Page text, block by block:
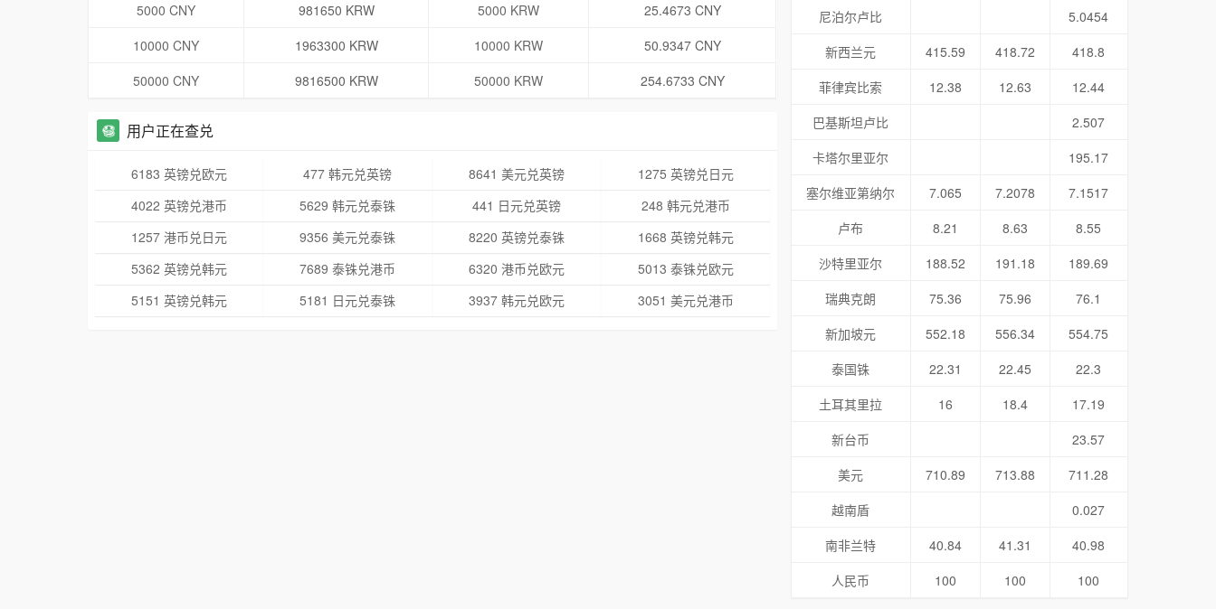
5000 CNY
981650 KRW 5000 KRW
25.4673 CNY
10000 CNY
1963300 KRW 10000 KRW
50.9347 CNY
50000 CNY
9816500 KRW 50000 KRW 254.6733 CNY
用户正在查兑
6183 英镑兑欧元 477 韩元兑英镑 8641 美元兑英镑
1275 英镑兑日元
4022 英镑兑港币
5629 韩元兑泰铢 441 日元兑英镑
248 韩元兑港币
1257 港币兑日元
9356 美元兑泰铢 8220 英镑兑泰铢
1668 英镑兑韩元
5362 英镑兑韩元
7689 泰铢兑港币 6320 港币兑欧元
5013 泰铢兑欧元
5151 英镑兑韩元
5181 日元兑泰铢 3937 韩元兑欧元 3051 美元兑港币
尼泊尔卢比
5.0454
新西兰元
415.59 418.72
418.8
菲律宾比索
12.38 12.63
12.44
巴基斯坦卢比
2.507
卡塔尔里亚尔
195.17
塞尔维亚第纳尔
7.065 7.2078
7.1517
卢布
8.21 8.63
8.55
沙特里亚尔
188.52 191.18
189.69
瑞典克朗
75.36 75.96
76.1
新加坡元
552.18 556.34
554.75
泰国铢
22.31 22.45
22.3
土耳其里拉
16 18.4
17.19
新台币
23.57
美元
710.89 713.88
711.28
越南盾
0.027
南非兰特
40.84 41.31
40.98
人民币
100 100 100